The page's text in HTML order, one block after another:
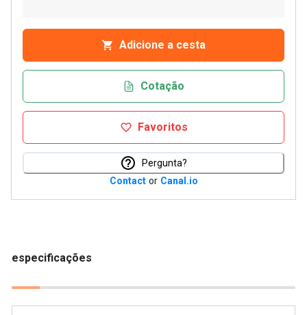
Adicione a cesta
Cotação
Favoritos
Pergunta?
Contact or Canal.io
especificações